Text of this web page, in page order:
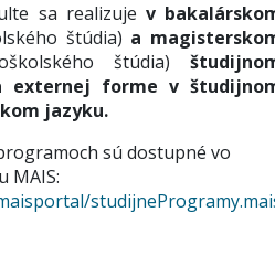
sa realizuje v
štúdia) a
štúdia)
externej forme v
jazyku.
sú dostupné vo
MAIS: